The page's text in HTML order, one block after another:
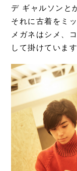
デ ギャルソンと
それに古着をミ
メガネはシメ、
して掛けています